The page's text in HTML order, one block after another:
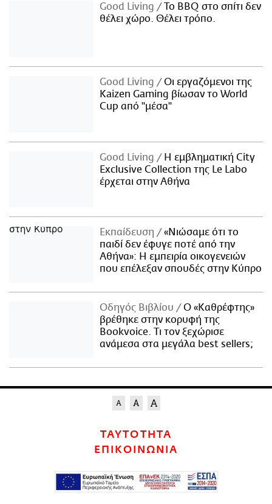
Good Living
Το BBQ στο σπίτι δεν
θέλει χώρο. Θέλει τρόπο.
Good Living
Οι εργαζόμενοι της
Kaizen Gaming βίωσαν το World
Cup από "μέσα"
Good Living
Η εμβληματική City
Exclusive Collection της Le Labo
έρχεται στην Αθήνα
Εκπαίδευση
«Νιώσαμε ότι το
παιδί δεν έφυγε ποτέ από την
Αθήνα»: Η εμπειρία οικογενειών
που επέλεξαν σπουδές στην Κύπρο
Οδηγός Βιβλίου
Ο «Καθρέφτης»
βρέθηκε στην κορυφή της
Bookvoice. Τι τον ξεχώρισε
ανάμεσα στα μεγάλα best sellers;
ΤΑΥΤΟΤΗΤΑ
ΕΠΙΚΟΙΝΩΝΙΑ